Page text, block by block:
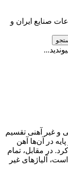
ایران و
آهنی تقسیم
آن‌ها آهن
تمام
غیر